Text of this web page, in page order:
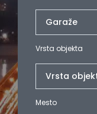
Vrsta objekta
Mesto